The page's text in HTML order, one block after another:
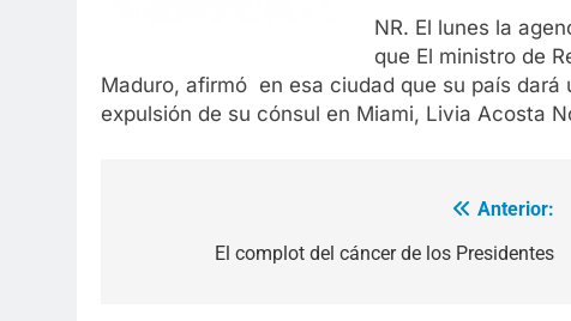
NR. El lunes la
que El ministro de
Maduro, afirmó en esa ciudad que su país dará
expulsión de su cónsul en Miami, Livia Acosta
Anterior:
El complot del cáncer de los Presidentes